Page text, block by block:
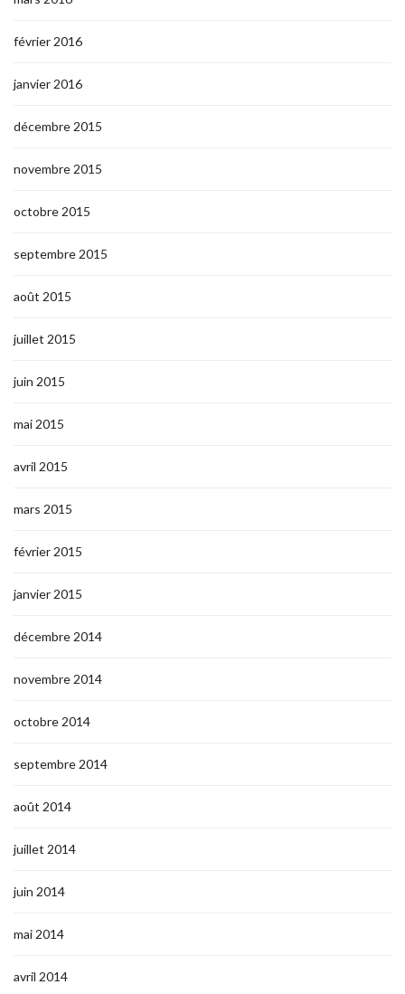
février 2016
janvier 2016
décembre 2015
novembre 2015
octobre 2015
septembre 2015
août 2015
juillet 2015
juin 2015
mai 2015
avril 2015
mars 2015
février 2015
janvier 2015
décembre 2014
novembre 2014
octobre 2014
septembre 2014
août 2014
juillet 2014
juin 2014
mai 2014
avril 2014